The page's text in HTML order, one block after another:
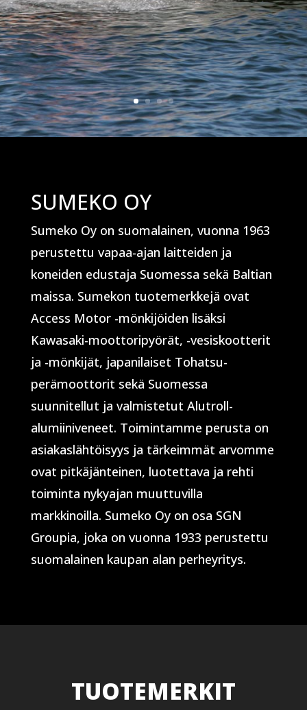
SUMEKO OY
Sumeko Oy on suomalainen, vuonna 1963
perustettu vapaa-ajan laitteiden ja
koneiden edustaja Suomessa sekä Baltian
maissa. Sumekon tuotemerkkejä ovat
Access Motor -mönkijöiden lisäksi
Kawasaki-moottoripyörät, -vesiskootterit
ja -mönkijät, japanilaiset Tohatsu-
perämoottorit sekä Suomessa
suunnitellut ja valmistetut Alutroll-
alumiiniveneet. Toimintamme perusta on
asiakaslähtöisyys ja tärkeimmät arvomme
ovat pitkäjänteinen, luotettava ja rehti
toiminta nykyajan muuttuvilla
markkinoilla. Sumeko Oy on osa SGN
Groupia, joka on vuonna 1933 perustettu
suomalainen kaupan alan perheyritys.
TUOTEMERKIT